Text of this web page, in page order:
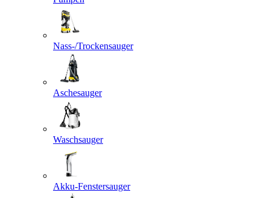
Nass-/Trockensauger
Aschesauger
Waschsauger
Akku-Fenstersauger